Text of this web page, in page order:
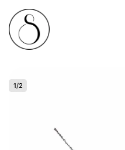
1/2